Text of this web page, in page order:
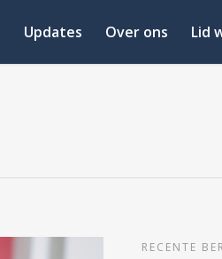
Updates Over ons Lid
RECENTE